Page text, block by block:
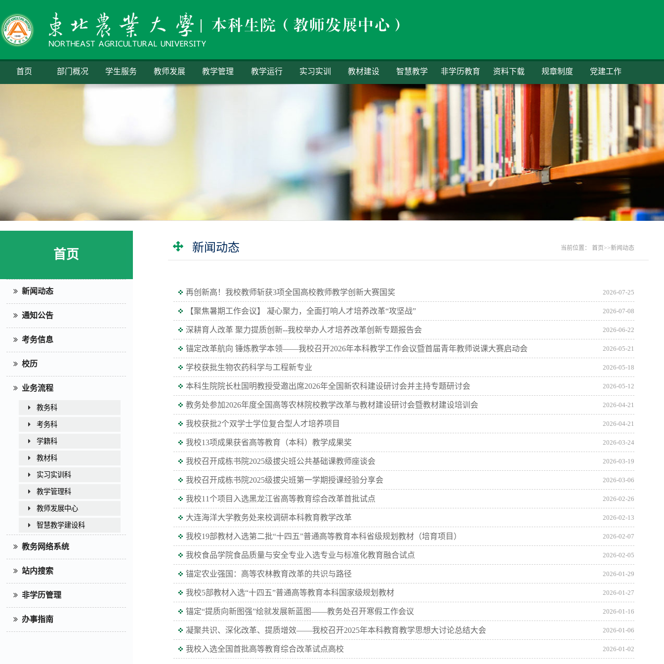
首页 部门概况 学生服务 教师发展 教学管理 教学运行 实习实训 教材建设 智慧教学 非学历教育 资料下载 规章制度 党建工作
首页
新闻动态
通知公告
考务信息
校历
业务流程
教务科
考务科
学籍科
教材科
实习实训科
教学管理科
教师发展中心
智慧教学建设科
教务网络系统
站内搜索
非学历管理
办事指南
新闻动态 当前位置： 首页 >>新闻动态
再创新高！我校教师斩获3项全国高校教师教学创新大赛国奖 2026-07-25
【聚焦暑期工作会议】 凝心聚力，全面打响人才培养改革“攻坚战” 2026-07-08
深耕育人改革 聚力提质创新--我校举办人才培养改革创新专题报告会 2026-06-22
锚定改革航向 锤炼教学本领——我校召开2026年本科教学工作会议暨首届青年教师说课大赛启动会 2026-05-21
学校获批生物农药科学与工程新专业 2026-05-18
本科生院院长杜国明教授受邀出席2026年全国新农科建设研讨会并主持专题研讨会 2026-05-12
教务处参加2026年度全国高等农林院校教学改革与教材建设研讨会暨教材建设培训会 2026-04-21
我校获批2个双学士学位复合型人才培养项目 2026-04-21
我校13项成果获省高等教育（本科）教学成果奖 2026-03-24
我校召开成栋书院2025级拔尖班公共基础课教师座谈会 2026-03-19
我校召开成栋书院2025级拔尖班第一学期授课经验分享会 2026-03-06
我校11个项目入选黑龙江省高等教育综合改革首批试点 2026-02-26
大连海洋大学教务处来校调研本科教育教学改革 2026-02-13
我校19部教材入选第二批“十四五”普通高等教育本科省级规划教材（培育项目） 2026-02-07
我校食品学院食品质量与安全专业入选专业与标准化教育融合试点 2026-02-05
锚定农业强国：高等农林教育改革的共识与路径 2026-01-29
我校5部教材入选“十四五”普通高等教育本科国家级规划教材 2026-01-27
锚定“提质向新图强”绘就发展新蓝图——教务处召开寒假工作会议 2026-01-16
凝聚共识、深化改革、提质增效——我校召开2025年本科教育教学思想大讨论总结大会 2026-01-06
我校入选全国首批高等教育综合改革试点高校 2026-01-02